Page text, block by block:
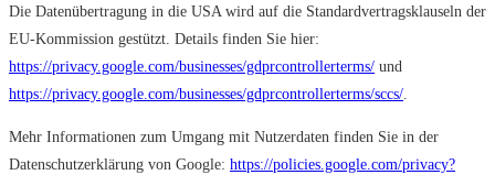
Die Datenübertragung in die USA wird auf die Standardvertragsklauseln der
EU-Kommission gestützt. Details finden Sie hier:
https://privacy.google.com/businesses/gdprcontrollerterms/ und
https://privacy.google.com/businesses/gdprcontrollerterms/sccs/.
Mehr Informationen zum Umgang mit Nutzerdaten finden Sie in der
Datenschutzerklärung von Google: https://policies.google.com/privacy?